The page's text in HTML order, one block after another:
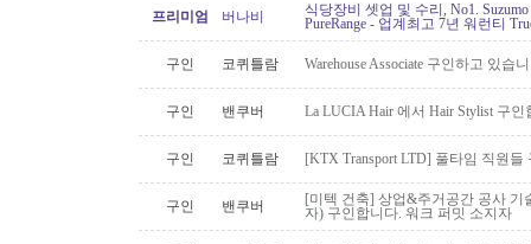
프리미엄 버나비
식당장비 셋업 및 수리, No1.
PureRange - 업계최고 7년 워런티
구인 코퀴틀람 Warehouse Associate 구인하고 있습
구인 밴쿠버 La LUCIA Hair 에서 Hair Stylist 구인
구인 코퀴틀람 [KTX Transport LTD] 풀타임 직원
구인 밴쿠버
[미텍 건축] 상업&주거공간 공사
자) 구인합니다. 워크 퍼밋 소지자